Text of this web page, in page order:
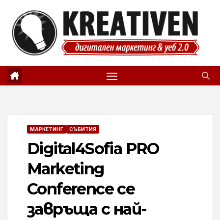
content
МАРКЕТИНГ СЪБИТИЯ
Digital4Sofia PRO
Marketing
Conference се
завръща с най-